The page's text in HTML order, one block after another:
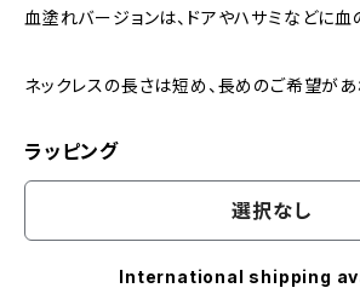
血塗れバージョンは、ドアやハサミなどに血
ネックレスの長さは短め、長めのご希望があ
ラッピング
選択なし
International shipping